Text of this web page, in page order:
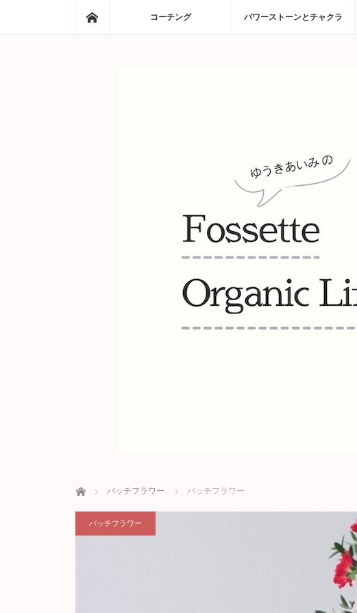
コーチング パワーストーンとチャクラ
ホーム バッチフラワー バッチフラワー
バッチフラワー